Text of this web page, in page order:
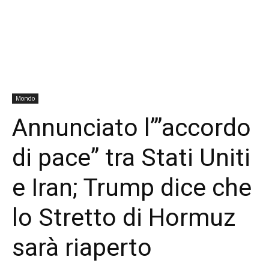
Mondo
Annunciato l’”accordo
di pace” tra Stati Uniti
e Iran; Trump dice che
lo Stretto di Hormuz
sarà riaperto